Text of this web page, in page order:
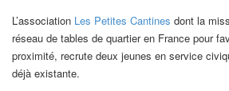
L’association Les Petites Cantines dont la
réseau de tables de quartier en France pour
proximité, recrute deux jeunes en service
déjà existante.